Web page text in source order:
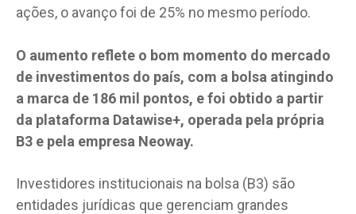
ações, o avanço foi de 25% no mesmo período.
O aumento reflete o bom momento do mercado
de investimentos do país, com a bolsa atingindo
a marca de 186 mil pontos, e foi obtido a partir
da plataforma Datawise+, operada pela própria
B3 e pela empresa Neoway.
Investidores institucionais na bolsa (B3) são
entidades jurídicas que gerenciam grandes